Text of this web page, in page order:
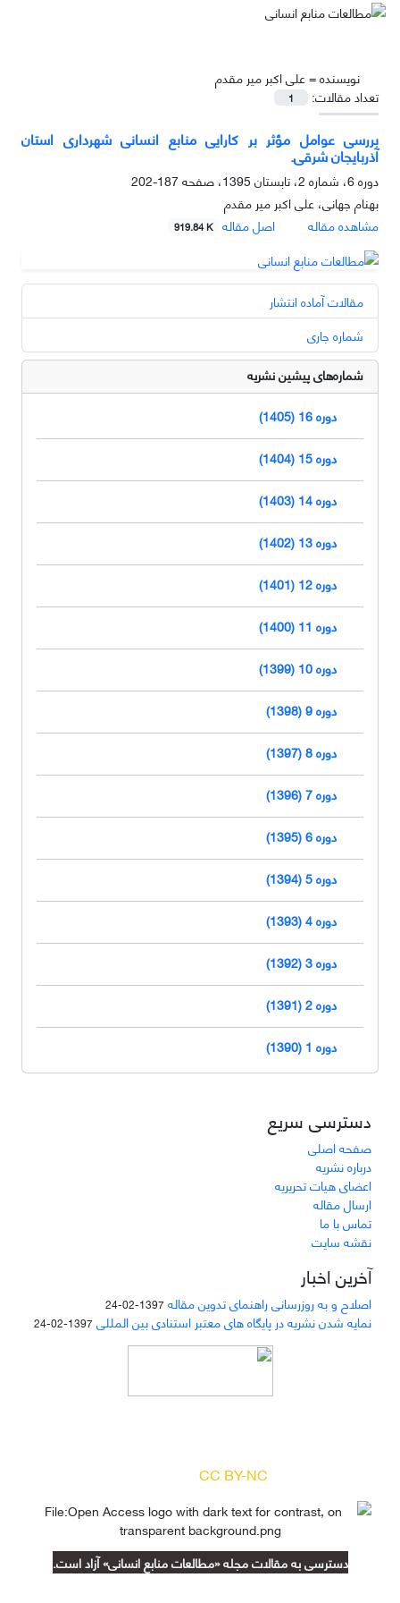
نویسنده =علی اکبر میر مقدم
تعداد مقالات:
1
بررسی عوامل مؤثر بر کارایی منابع انسانی شهرداری استان
آذربایجان شرقی.
دوره 6، شماره 2، تابستان 1395، صفحه
187-202
بهنام جهانی، علی اکبر میر مقدم
مشاهده مقاله
اصل مقاله 919.84 K
مقالات آماده انتشار
شماره جاری
شماره‌های پیشین نشریه
دوره 16 (1405)
دوره 15 (1404)
دوره 14 (1403)
دوره 13 (1402)
دوره 12 (1401)
دوره 11 (1400)
دوره 10 (1399)
دوره 9 (1398)
دوره 8 (1397)
دوره 7 (1396)
دوره 6 (1395)
دوره 5 (1394)
دوره 4 (1393)
دوره 3 (1392)
دوره 2 (1391)
دوره 1 (1390)
دسترسی سریع
صفحه اصلی
درباره نشریه
اعضای هیات تحریریه
ارسال مقاله
تماس با ما
نقشه سایت
آخرین اخبار
اصلاح و به روزرسانی راهنمای تدوین مقاله 1397-02-24
نمایه شدن نشریه در پایگاه های معتبر استنادی بین المللی 1397-02-24
CC BY-NC
دسترسی به مقالات مجله «مطالعات منابع انسانی» آزاد است.